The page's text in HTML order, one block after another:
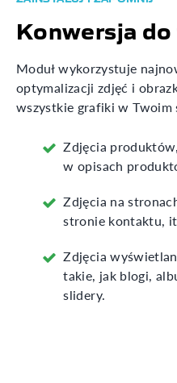
Konwersja
Moduł wykorzystuje
optymalizacji zdjęć i
wszystkie grafiki w Twoim
Zdjęcia
w opisach
Zdjęcia na
stronie kontaktu,
Zdjęcia
takie, jak blogi,
slidery.